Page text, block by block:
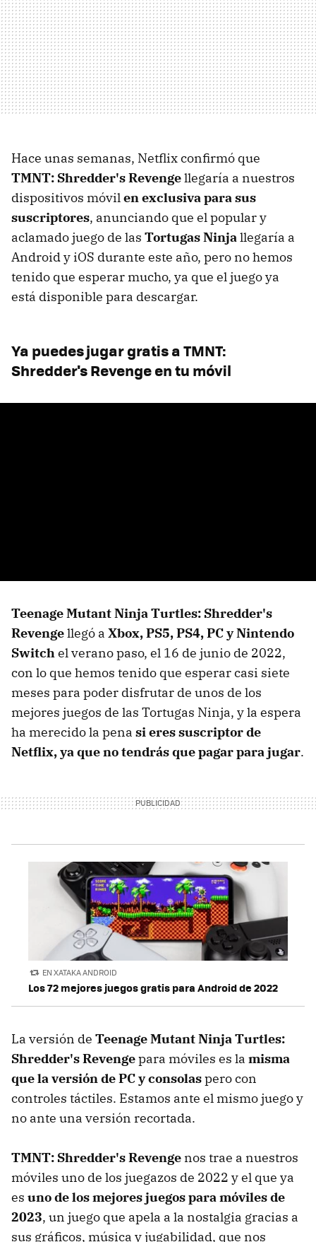
Hace unas semanas, Netflix confirmó que
TMNT: Shredder's Revengellegaría a nuestros
dispositivos móvilen exclusiva para sus
suscriptores, anunciando que el popular y
aclamado juego de las Tortugas Ninjallegaría a
Android y iOS durante este año, pero no hemos
tenido que esperar mucho, ya que el juego ya
está disponible para descargar.
Ya puedes jugar gratis a TMNT:
Shredder's Revenge en tu móvil
Teenage Mutant Ninja Turtles: Shredder's
Revengellegó a Xbox, PS5, PS4, PC y Nintendo
Switchel verano paso, el 16 de junio de 2022,
con lo que hemos tenido que esperar casi siete
meses para poder disfrutar de unos de los
mejores juegos de las Tortugas Ninja, y la espera
ha merecido la pena si eres suscriptor de
Netflix, ya que no tendrás que pagar para jugar.
EN XATAKA ANDROID
Los 72 mejores juegos gratis para Android de 2022
La versión de Teenage Mutant Ninja Turtles:
Shredder's Revengepara móviles es la misma
que la versión de PC y consolaspero con
controles táctiles. Estamos ante el mismo juego y
no ante una versión recortada.
TMNT: Shredder's Revenge nos trae a nuestros
móviles uno de los juegazos de 2022 y el que ya
es uno de los mejores juegos para móviles de
2023, un juego que apela a la nostalgia gracias a
sus gráficos, música y jugabilidad, que nos